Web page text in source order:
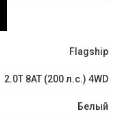
Flagship
2.0T 8AT (200 л.с.) 4WD
Белый